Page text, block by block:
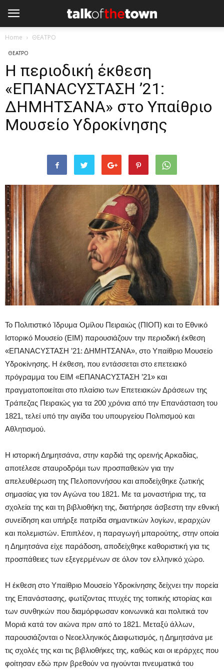
Home ΘΕΑΤΡΟ
ΘΕΑΤΡΟ
Η περιοδική έκθεση
«ΕΠΑΝΑCYΣΤΑΣΗ ’21:
ΔΗΜΗΤΣΑΝΑ» στο Υπαίθριο
Μουσείο Υδροκίνησης
Το Πολιτιστικό Ίδρυμα Ομίλου Πειραιώς (ΠΙΟΠ) και το Εθνικό
Ιστορικό Μουσείο (ΕΙΜ) παρουσιάζουν την περιοδική έκθεση
«ΕΠΑΝΑCYΣΤΑΣΗ ’21: ΔΗΜΗΤΣΑΝΑ», στο Υπαίθριο Μουσείο
Υδροκίνησης. Η έκθεση, που εντάσσεται στο επετειακό
πρόγραμμα του ΕΙΜ «ΕΠΑΝΑCYΣΤΑΣΗ ’21» και
πραγματοποιείται στο πλαίσιο των Επετειακών Δράσεων της
Τράπεζας Πειραιώς για τα 200 χρόνια από την Επανάσταση του
1821, τελεί υπό την αιγίδα του υπουργείου Πολιτισμού και
Αθλητισμού.
Η ιστορική Δημητσάνα, στην καρδιά της ορεινής Αρκαδίας,
αποτέλεσε σταυροδρόμι των προσπαθειών για την
απελευθέρωση της Πελοποννήσου και αποδείχθηκε ζωτικής
σημασίας για τον Αγώνα του 1821. Με τα μοναστήρια της, τα
σχολεία της και τη βιβλιοθήκη της, διατήρησε άσβεστη την εθνική
συνείδηση και υπήρξε πατρίδα σημαντικών λογίων, ιεραρχών
και πολεμιστών. Επιπλέον, η παραγωγή μπαρούτης, στην οποία
η Δημητσάνα είχε παράδοση, αποδείχθηκε καθοριστική για τις
προσπάθειες των εξεγερμένων σε όλον τον ελληνικό χώρο.
Η έκθεση στο Υπαίθριο Μουσείο Υδροκίνησης δείχνει την πορεία
της Επανάστασης, φωτίζοντας πτυχές της τοπικής ιστορίας και
των συνθηκών που διαμόρφωσαν κοινωνικά και πολιτικά τον
Μοριά κατά τον αιώνα πριν από το 1821. Μεταξύ άλλων,
παρουσιάζονται ο Νεοελληνικός Διαφωτισμός, η Δημητσάνα με
τις σχολές της και τις βιβλιοθήκες της, καθώς και οι ιεράρχες που
φοίτησαν εδώ πριν βρεθούν να ηγούνται πνευματικά του